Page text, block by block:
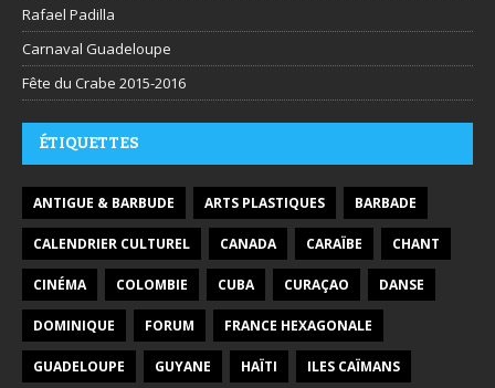
Rafael Padilla
Carnaval Guadeloupe
Fête du Crabe 2015-2016
ÉTIQUETTES
ANTIGUE & BARBUDE ARTS PLASTIQUES BARBADE
CALENDRIER CULTUREL CANADA CARAÏBE CHANT
CINÉMA COLOMBIE CUBA CURAÇAO DANSE
DOMINIQUE FORUM FRANCE HEXAGONALE
GUADELOUPE GUYANE HAÏTI ILES CAÏMANS